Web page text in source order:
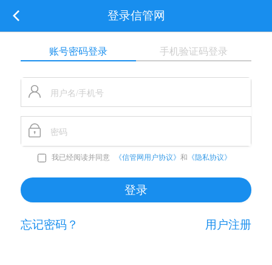
登录信管网
账号密码登录 手机验证码登录
我已经阅读并同意 《信管网用户协议》 和 《隐私协议》
忘记密码？ 用户注册